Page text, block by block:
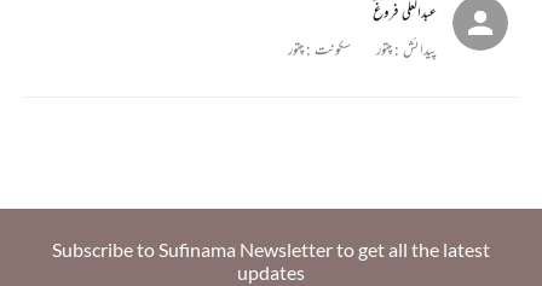
عبدالعلی فروغؔ
پیدائش :چتور سکونت :چتور
Subscribe to Sufinama Newsletter to get all the latest
updates